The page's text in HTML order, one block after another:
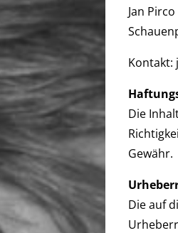
Jan
Kontakt:
Die
Gewähr.
Die auf